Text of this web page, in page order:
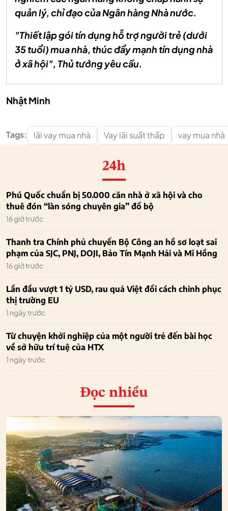
quản lý, chỉ đạo của Ngân hàng Nhà nước.
"Thiết lập gói tín dụng hỗ trợ người trẻ (dưới
35 tuổi) mua nhà, thúc đẩy mạnh tín dụng nhà
ở xã hội", Thủ tướng yêu cầu.
Nhật Minh
Tags: lãi vay mua nhà Vay lãi suất thấp vay mua nhà
24h
Phú Quốc chuẩn bị 50.000 căn nhà ở xã hội và cho
thuê đón “làn sóng chuyên gia” đổ bộ
16 giờ trước
Thanh tra Chính phủ chuyển Bộ Công an hồ sơ loạt sai
phạm của SJC, PNJ, DOJI, Bảo Tín Mạnh Hải và Mi Hồng
16 giờ trước
Lần đầu vượt 1 tỷ USD, rau quả Việt đổi cách chinh phục
thị trường EU
1 ngày trước
Từ chuyện khởi nghiệp của một người trẻ đến bài học
về sở hữu trí tuệ của HTX
1 ngày trước
Đọc nhiều